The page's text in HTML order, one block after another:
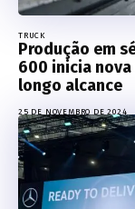
TRUCK
Produção em
600 inicia
longo alcance
25 DE NOVEMBRO DE 2024